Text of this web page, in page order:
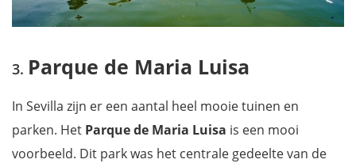
Parque de Maria Luisa
In Sevilla zijn er een aantal heel mooie tuinen en
parken. Het Parque de Maria Luisa is een mooi
voorbeeld. Dit park was het centrale gedeelte van de